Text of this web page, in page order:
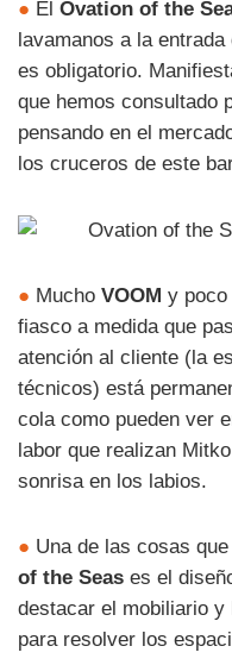
● El Ovation of the
lavamanos a la
es obligatorio.
que hemos consultado
pensando en el
los cruceros de este
● Mucho VOOM y poco
fiasco a medida que
atención al cliente (la
técnicos) está
cola como pueden ver
labor que realizan
sonrisa en los labios.
● Una de las cosas
of the Seas es el
destacar el mobiliario
para resolver los